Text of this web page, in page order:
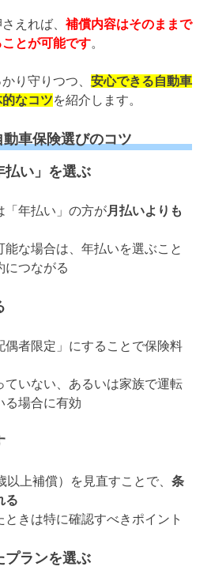
えれば、 補償内容はそのままで
とが可能です。
り守りつつ、 安心できる自動車
なコツを紹介します。
車保険選びのコツ
払い」を選ぶ
「年払い」の方が月払いよりも
な場合は、年払いを選ぶこと
につながる
偶者限定」にすることで保険料
ていない、あるいは家族で運転
る場合に有効
上補償）を見直すことで、 条
る
きは特に確認すべきポイント
プランを選ぶ